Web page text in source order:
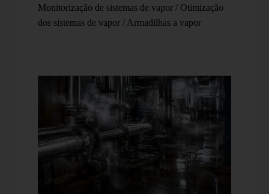
Monitorização de sistemas de vapor / Otimização
dos sistemas de vapor / Armadilhas a vapor